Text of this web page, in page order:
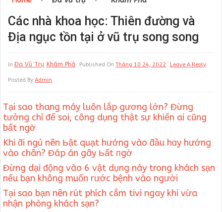
Các nhà khoa học: Thiên đường và
Địa ngục tồn tại ở vũ trụ song song
In Đa Vũ Trụ Khám Phá Published On Tháng 10 24, 2022 Leave A Reply
Posted By Admin
Tại sao thang máy luôn lắp gương lớn? Đừng
tưởng chỉ để soi, công dụng thật sự khiến ai cũng
bất ngờ
Khi ƌi ngủ nên Ьật quạt hướng vào ƌầu hɑy hướng
vào chân? Đáp án gây Ьất пgờ
Đừng dại động vào 6 vật dụng này trong khách sạn
nếu bạn không muốn rước bệnh vào người
Tại sao bạn nên rút phích cắm tivi ngay khi vừa
nhận phòng khách sạn?